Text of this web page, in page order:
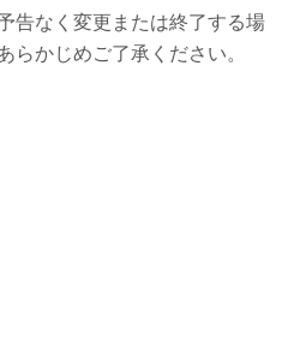
告なく変更または終了する場
らかじめご了承ください。